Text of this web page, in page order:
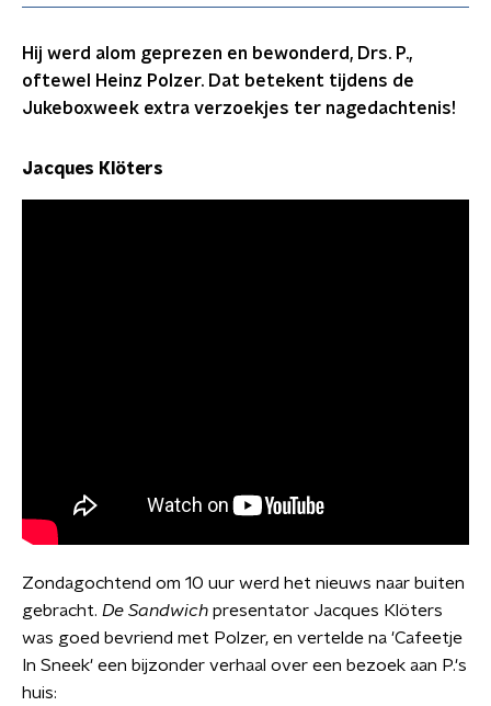
Hij werd alom geprezen en bewonderd, Drs. P.,
oftewel Heinz Polzer. Dat betekent tijdens de
Jukeboxweek extra verzoekjes ter nagedachtenis!
Jacques Klöters
Zondagochtend om 10 uur werd het nieuws naar buiten
gebracht. De Sandwich presentator Jacques Klöters
was goed bevriend met Polzer, en vertelde na 'Cafeetje
In Sneek' een bijzonder verhaal over een bezoek aan P.'s
huis: